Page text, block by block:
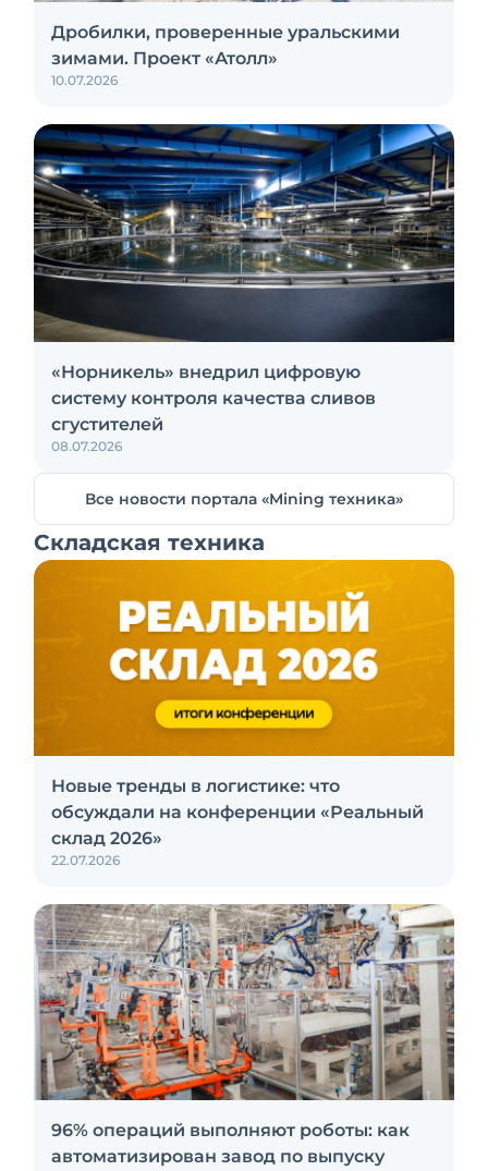
Дробилки, проверенные уральскими
зимами. Проект «Атолл»
10.07.2026
«Норникель» внедрил цифровую
систему контроля качества сливов
сгустителей
08.07.2026
Все новости портала «Mining техника»
Складская техника
Новые тренды в логистике: что
обсуждали на конференции «Реальный
склад 2026»
22.07.2026
96% операций выполняют роботы: как
автоматизирован завод по выпуску